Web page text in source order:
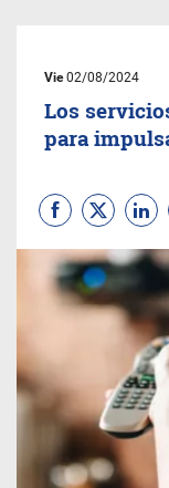
Vie02/08/2024
Los
para